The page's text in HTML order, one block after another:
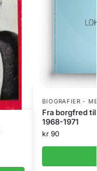
BIOGRAFIER -
Fra borgfred
1968-1971
kr90